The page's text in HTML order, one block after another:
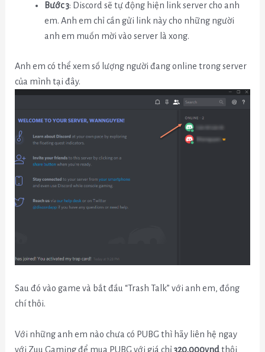
Bước 3: Discord sẽ tự động hiện link server cho anh
em. Anh em chỉ cần gửi link này cho những người
anh em muốn mời vào server là xong.
Anh em có thể xem số lượng người đang online trong server
của mình tại đây.
Sau đó vào game và bắt đầu “Trash Talk” với anh em, đồng
chí thôi.
Với những anh em nào chưa có PUBG thì hãy liên hệ ngay
với Zuu Gaming để mua PUBG với giá chỉ320.000vndthôi